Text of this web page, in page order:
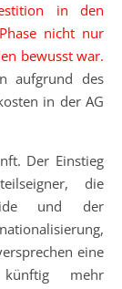
in den
nicht nur
bewusst war.
aufgrund des
in der AG
Der Einstieg
die
und der
eine
mehr